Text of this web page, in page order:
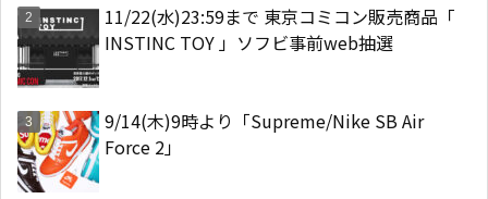
11/22(水)23:59まで 東京コミコン販売商品「
INSTINC TOY 」ソフビ事前web抽選
9/14(木)9時より「Supreme/Nike SB Air
Force 2」